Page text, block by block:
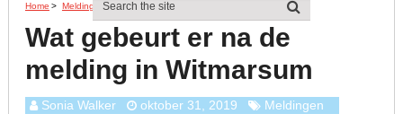
Home > Meldingen > Wat Gebeurt Er Na De Melding In Witmarsum
Wat gebeurt er na de
melding in Witmarsum
Sonia Walker oktober 31, 2019 Meldingen